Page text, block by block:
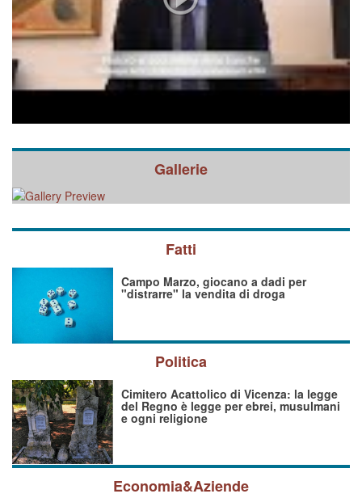
Gallerie
Fatti
Campo Marzo, giocano a dadi per
"distrarre" la vendita di droga
Politica
Cimitero Acattolico di Vicenza: la legge
del Regno è legge per ebrei, musulmani
e ogni religione
Economia&Aziende